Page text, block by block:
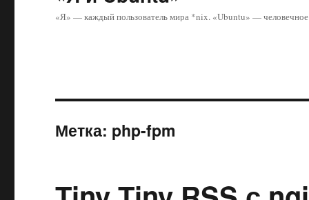
«Я» — каждый пользователь мира *nix. «Ubuntu» —
Метка: php-fpm